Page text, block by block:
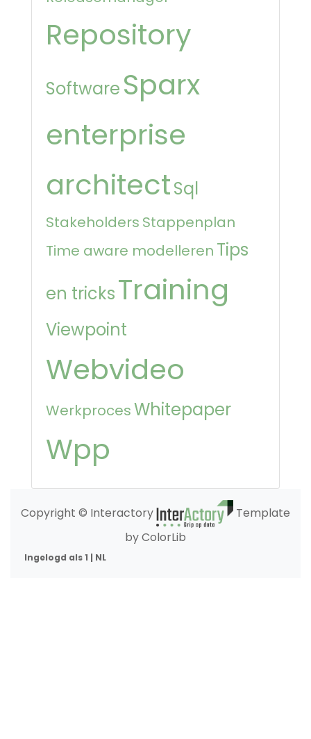
Repository
Software Sparx
enterprise
architectSql
Stakeholders Stappenplan
Time aware modelleren Tips
en tricksTraining
Viewpoint
Webvideo
WerkprocesWhitepaper
Wpp
Copyright © Interactory
Template
by ColorLib
Ingelogd als 1 | NL